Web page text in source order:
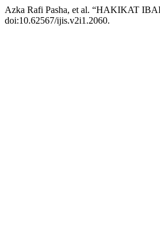
Azka Rafi Pasha, et al. “HAKIKAT
doi:10.62567/ijis.v2i1.2060.